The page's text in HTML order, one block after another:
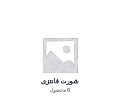
شورت فانتزی
6 محصول